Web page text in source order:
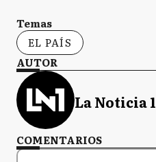
Temas
EL PAÍS
AUTOR
La Noticia 1
COMENTARIOS